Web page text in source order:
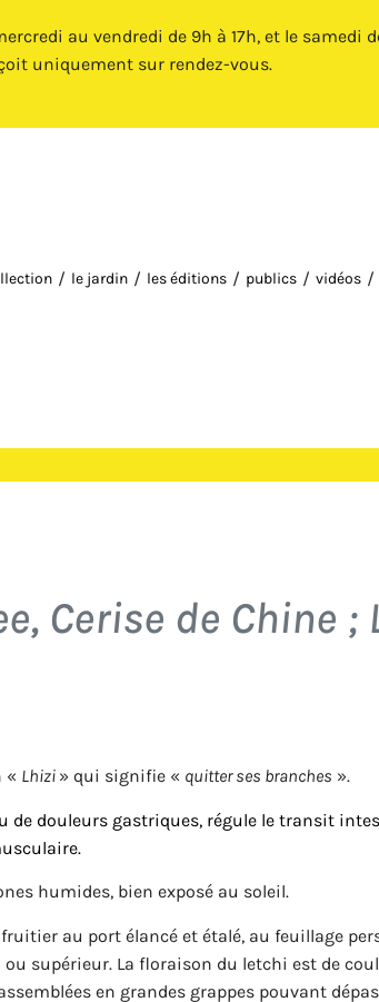
au vendredi de 9h à 17h, et le samedi
uniquement sur rendez-vous.
le jardin les éditions publics vidéos
Cerise de Chine ;
« Lhizi » qui signifie « quitter ses branches ».
de douleurs gastriques, régule le transit
humides, bien exposé au soleil.
au port élancé et étalé, au feuillage
supérieur. La floraison du letchi est de
en grandes grappes pouvant